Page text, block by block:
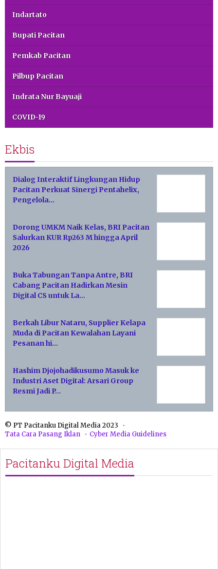
Indartato
Bupati Pacitan
Pemkab Pacitan
Pilbup Pacitan
Indrata Nur Bayuaji
COVID-19
Ekbis
Dialog Interaktif Lingkungan Hidup
Pacitan Perkuat Sinergi Pentahelix,
Pengelola…
Dorong UMKM Naik Kelas, BRI Pacitan
Salurkan KUR Rp263 M hingga April
2026
Buka Tabungan Tanpa Antre, BRI
Cabang Pacitan Hadirkan Mesin
Digital CS untuk La…
Berkah Libur Nataru, Supplier Kelapa
Muda di Pacitan Kewalahan Layani
Pesanan hi…
Hashim Djojohadikusumo Masuk ke
Industri Aset Digital: Arsari Group
Resmi Jadi P…
© PT Pacitanku Digital Media 2023
Tata Cara Pasang Iklan
Cyber Media Guidelines
Pacitanku Digital Media